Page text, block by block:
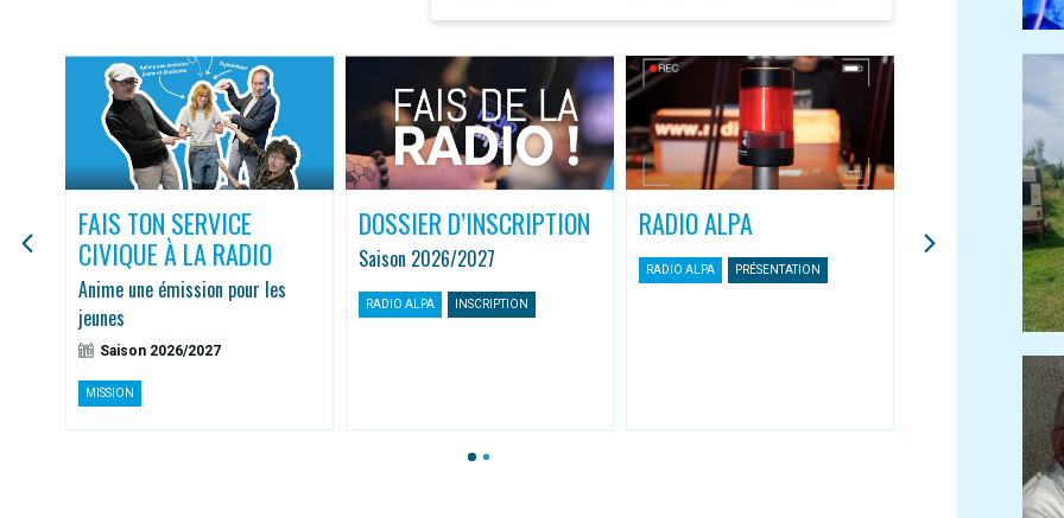
FAIS TON SERVICE
CIVIQUE À LA RADIO
Anime une émission pour les
jeunes
Saison 2026/2027
MISSION
DOSSIER D’INSCRIPTION
Saison 2026/2027
RADIO ALPA INSCRIPTION
RADIO ALPA
RADIO ALPA PRÉSENTATION
L’APPLI
ASSOCIATIVES
Une nouvelle